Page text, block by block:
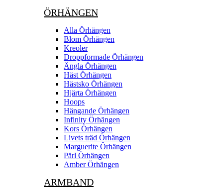
ÖRHÄNGEN
Alla Örhängen
Blom Örhängen
Kreoler
Droppformade Örhängen
Ängla Örhängen
Häst Örhängen
Hästsko Örhängen
Hjärta Örhängen
Hoops
Hängande Örhängen
Infinity Örhängen
Kors Örhängen
Livets träd Örhängen
Marguerite Ôrhängen
Pärl Örhängen
Amber Örhängen
ARMBAND